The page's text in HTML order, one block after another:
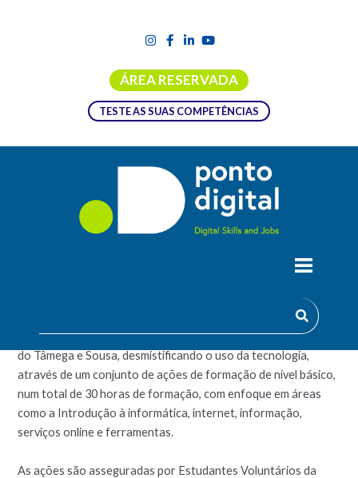
ÁREA RESERVADA
TESTE AS SUAS COMPETÊNCIAS
Esta formação, visa capacitar a população adulta da Região
do Tâmega e Sousa, desmistificando o uso da tecnologia,
através de um conjunto de ações de formação de nível básico,
num total de 30 horas de formação, com enfoque em áreas
como a Introdução à informática, internet, informação,
serviços online e ferramentas.
As ações são asseguradas por Estudantes Voluntários da